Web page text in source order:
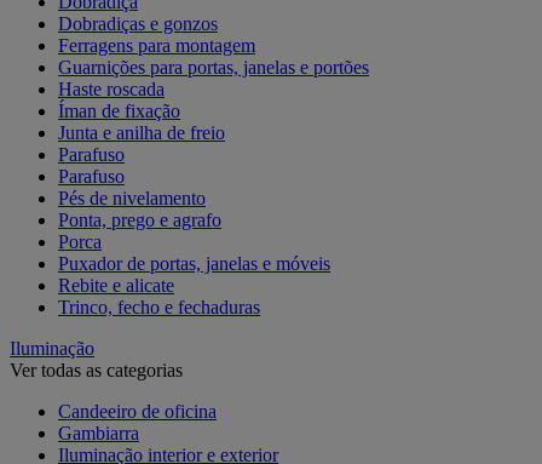
Dobradiças e gonzos
Ferragens para montagem
Guarnições para portas, janelas e portões
Haste roscada
Íman de fixação
Junta e anilha de freio
Parafuso
Parafuso
Pés de nivelamento
Ponta, prego e agrafo
Porca
Puxador de portas, janelas e móveis
Rebite e alicate
Trinco, fecho e fechaduras
Iluminação
Ver todas as categorias
Candeeiro de oficina
Gambiarra
Iluminação interior e exterior